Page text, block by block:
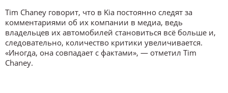
Tim Chaney говорит, что в Kia постоянно следят за
комментариями об их компании в медиа, ведь
владельцев их автомобилей становиться всё больше и,
следовательно, количество критики увеличивается.
«Иногда, она совпадает с фактами», — отметил Tim
Chaney.